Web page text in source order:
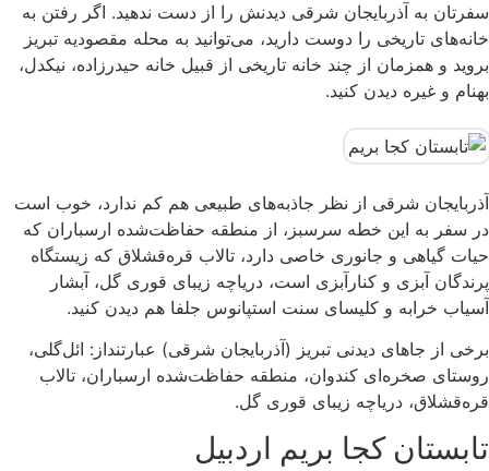
سفرتان به آذربایجان شرقی دیدنش را از دست ندهید. اگر رفتن به
خانه‌های تاریخی را دوست دارید، می‌توانید به محله مقصودیه تبریز
بروید و همزمان از چند خانه تاریخی از قبیل خانه حیدرزاده، نیکدل،
بهنام و غیره دیدن کنید.
آذربایجان شرقی از نظر جاذبه‌های طبیعی هم کم ندارد، خوب است
در سفر به این خطه سرسبز، از منطقه حفاظت‌شده ارسباران که
حیات گیاهی و جانوری خاصی دارد، تالاب قره‌قشلاق که زیستگاه
پرندگان آبزی و کنارآبزی است، دریاچه زیبای قوری گل، آبشار
آسیاب خرابه و کلیسای سنت استپانوس جلفا هم دیدن کنید.
برخی از جاهای دیدنی تبریز (آذربایجان شرقی) عبارتنداز: ائل‌گلی،
روستای صخره‌ای کندوان، منطقه حفاظت‌شده ارسباران، تالاب
قره‌قشلاق، دریاچه زیبای قوری گل.
تابستان کجا بریم اردبیل